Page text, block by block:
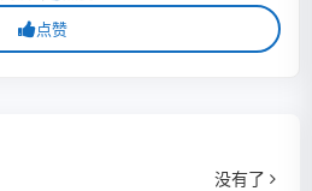
点赞
没有了